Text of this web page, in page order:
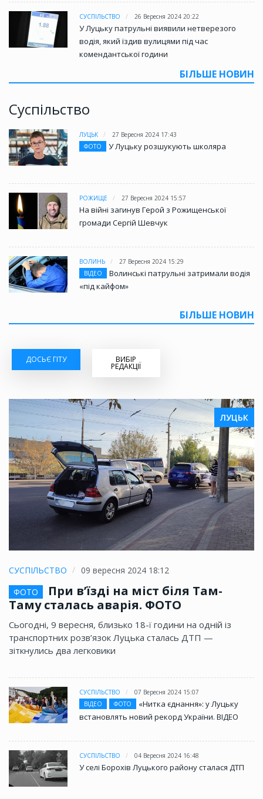
СУСПІЛЬСТВО 26 Вересня 2024 20:22
У Луцьку патрульні виявили нетверезого
водія, який їздив вулицями під час
комендантської години
БІЛЬШЕ НОВИН
Суспільство
ЛУЦЬК
27 Вересня 2024 17:43
ФОТО
У Луцьку розшукують школяра
РОЖИЩЕ 27 Вересня 2024 15:57
На війні загинув Герой з Рожищенської
громади Сергій Шевчук
ВОЛИНЬ
27 Вересня 2024 15:29
ВІДЕО
Волинські патрульні затримали водія
«під кайфом»
БІЛЬШЕ НОВИН
ДОСЬЄ ГІТУ ВИБІР
РЕДАКЦІЇ
ЛУЦЬК
СУСПІЛЬСТВО
09 вересня 2024 18:12
ФОТО
При в’їзді на міст біля Там-
Таму сталась аварія. ФОТО
Сьогодні, 9 вересня, близько 18-ї години на одній із
транспортних розв’язок Луцька сталась ДТП —
зіткнулись два легковики
СУСПІЛЬСТВО
07 Вересня 2024 15:07
ВІДЕО
ФОТО
«Нитка єднання»: у Луцьку
встановлять новий рекорд України. ВІДЕО
СУСПІЛЬСТВО 04 Вересня 2024 16:48
У селі Борохів Луцького району сталася ДТП